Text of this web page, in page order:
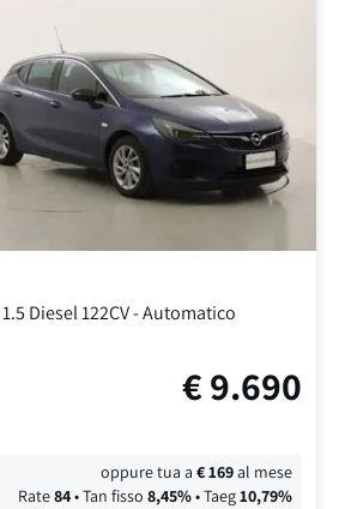
1.5 Diesel 122CV-Automatico
€9.690
oppure tua a€169al mese
Rate84• Tan fisso 8,45%• Taeg10,79%